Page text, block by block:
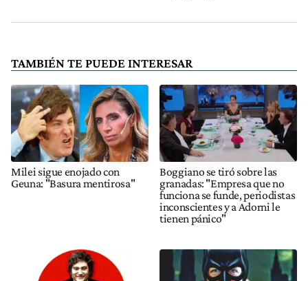
TAMBIÉN TE PUEDE INTERESAR
Milei sigue enojado con
Geuna: "Basura mentirosa"
Boggiano se tiró sobre las
granadas: "Empresa que no
funciona se funde, periodistas
inconscientes y a Adorni le
tienen pánico"